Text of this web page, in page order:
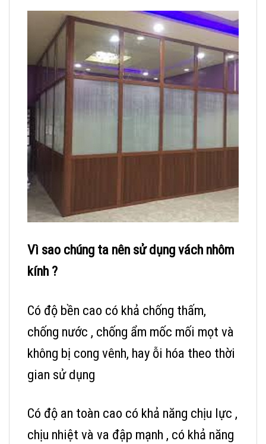
Vì sao chúng ta nên sử dụng vách nhôm
kính ?
Có độ bền cao có khả chống thấm,
chống nước , chống ẩm mốc mối mọt và
không bị cong vênh, hay ỗi hóa theo thời
gian sử dụng
Có độ an toàn cao có khả năng chịu lực ,
chịu nhiệt và va đập mạnh , có khả năng